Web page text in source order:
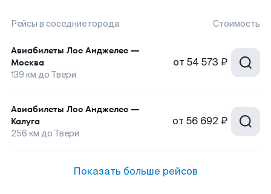
Рейсы в соседние города Стоимость
Авиабилеты Лос Анджелес —
Москва
139 км до Твери
от 54 573 ₽
Авиабилеты Лос Анджелес —
Калуга
256 км до Твери
от 56 692 ₽
Показать больше рейсов